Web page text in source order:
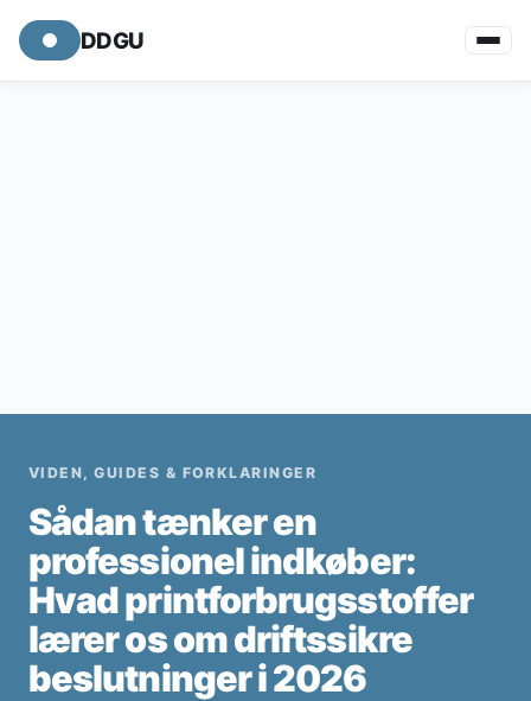
DDGU
VIDEN, GUIDES & FORKLARINGER
Sådan tænker en
professionel indkøber:
Hvad printforbrugsstoffer
lærer os om driftssikre
beslutninger i 2026